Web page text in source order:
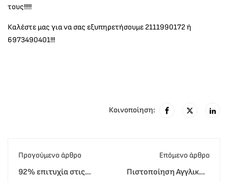
τους!!!!!
Καλέστε μας για να σας εξυπηρετήσουμε 2111990172 ή
6973490401!!!
Κοινοποίηση:
Προγούμενο άρθρο
92% επιτυχία στις
Eπόμενο άρθρο
Πιστοποίηση Αγγλικών